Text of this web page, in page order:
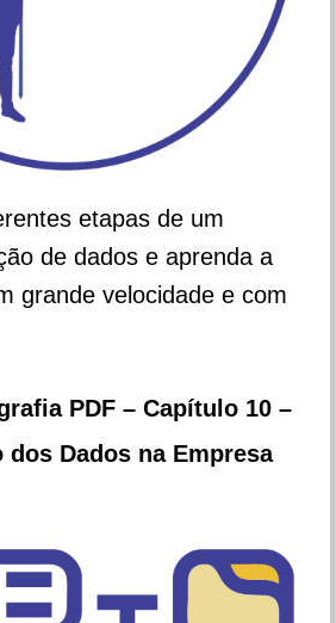
etapas de um
de dados e aprenda a
grande velocidade e com
PDF –Capítulo 10 –
dos Dados na Empresa